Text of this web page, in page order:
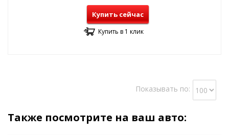
Купить сейчас
Купить в 1 клик
Показывать по:
Также посмотрите на ваш авто: